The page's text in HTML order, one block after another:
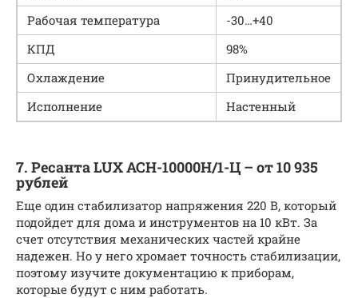
Рабочая температура
-30…+40
КПД
98%
Охлаждение
Принудительное
Исполнение
Настенный
7. Ресанта LUX АСН-10000Н/1-Ц – от 10 935
рублей
Еще один стабилизатор напряжения 220 В, который
подойдет для дома и инструментов на 10 кВт. За
счет отсутствия механических частей крайне
надежен. Но у него хромает точность стабилизации,
поэтому изучите документацию к приборам,
которые будут с ним работать.